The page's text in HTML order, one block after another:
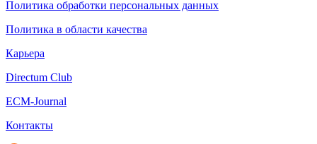
Политика обработки персональных данных
Политика в области качества
Карьера
Directum Club
ECM-Journal
Контакты